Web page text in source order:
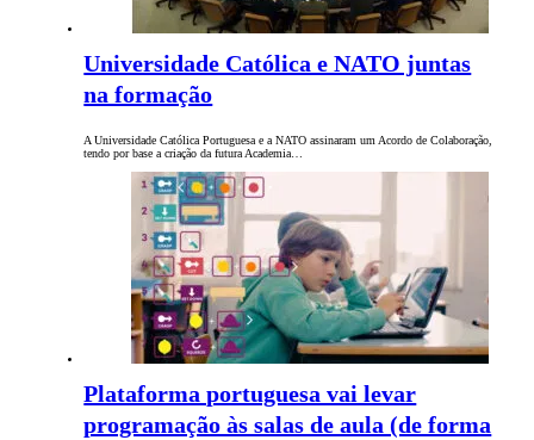
Universidade Católica e NATO juntas
na formação
A Universidade Católica Portuguesa e a NATO assinaram um Acordo de Colaboração,
tendo por base a criação da futura Academia…
Plataforma portuguesa vai levar
programação às salas de aula (de forma